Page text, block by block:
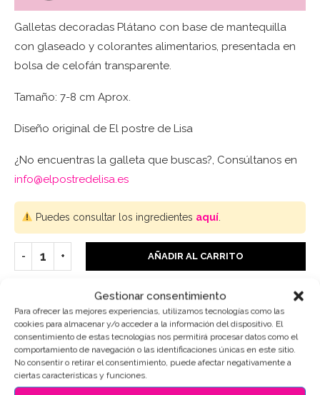
Gestionar consentimiento
Para ofrecer las mejores experiencias, utilizamos tecnologías como las
cookies para almacenar y/o acceder a la información del dispositivo. El
consentimiento de estas tecnologías nos permitirá procesar datos como el
comportamiento de navegación o las identificaciones únicas en este sitio.
No consentir o retirar el consentimiento, puede afectar negativamente a
ciertas características y funciones.
Galletas decoradas Plátano con base de mantequilla
con glaseado y colorantes alimentarios, presentada en
bolsa de celofán transparente.
Tamaño: 7-8 cm Aprox.
Diseño original de El postre de Lisa
¿No encuentras la galleta que buscas?, Consúltanos en
info@elpostredelisa.es
Puedes consultar los ingredientes aquí.
AÑADIR AL CARRITO
SKU:5418
Categoría:Comida
Etiquetas: Galletas de mantequilla
Galletas personalizadas